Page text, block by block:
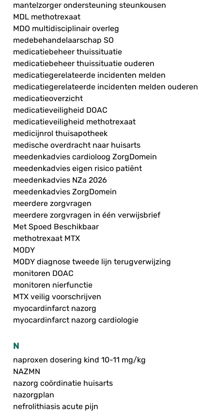
mantelzorger ondersteuning steunkousen
MDL methotrexaat
MDO multidisciplinair overleg
medebehandelaarschap SO
medicatiebeheer thuissituatie
medicatiebeheer thuissituatie ouderen
medicatiegerelateerde incidenten melden
medicatiegerelateerde incidenten melden ouderen
medicatieoverzicht
medicatieveiligheid DOAC
medicatieveiligheid methotrexaat
medicijnrol thuisapotheek
medische overdracht naar huisarts
meedenkadvies cardioloog ZorgDomein
meedenkadvies eigen risico patiënt
meedenkadvies NZa 2026
meedenkadvies ZorgDomein
meerdere zorgvragen
meerdere zorgvragen in één verwijsbrief
Met Spoed Beschikbaar
methotrexaat MTX
MODY
MODY diagnose tweede lijn terugverwijzing
monitoren DOAC
monitoren nierfunctie
MTX veilig voorschrijven
myocardinfarct nazorg
myocardinfarct nazorg cardiologie
N
naproxen dosering kind 10-11 mg/kg
NAZMN
nazorg coördinatie huisarts
nazorgplan
nefrolithiasis acute pijn